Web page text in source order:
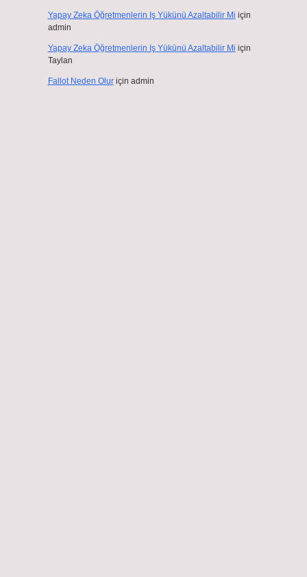
Yapay Zeka Öğretmenlerin Iş Yükünü Azaltabilir Mi için
admin
Yapay Zeka Öğretmenlerin Iş Yükünü Azaltabilir Mi için
Taylan
Fallot Neden Oluriçin admin